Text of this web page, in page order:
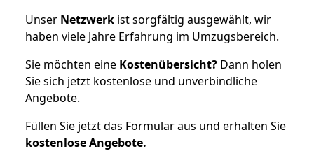
Unser Netzwerk ist sorgfältig ausgewählt, wir
haben viele Jahre Erfahrung im Umzugsbereich.
Sie möchten eine Kostenübersicht? Dann holen
Sie sich jetzt kostenlose und unverbindliche
Angebote.
Füllen Sie jetzt das Formular aus und erhalten Sie
kostenloseAngebote.